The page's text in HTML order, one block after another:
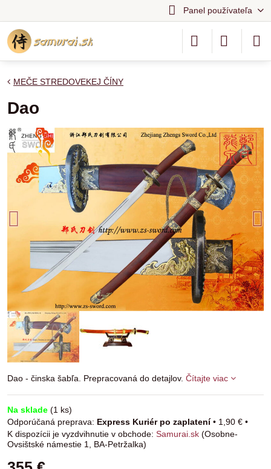
Panel používateľa
MEČE STREDOVEKEJ ČÍNY
Dao
Dao - činska šabľa. Prepracovaná do detajlov. Čítajte viac
Na sklade (1 ks)
Express Kuriér po zaplatení• 1,90 € •
Samurai.sk (Osobne-
Ovsištské námestie 1, BA-Petržalka)